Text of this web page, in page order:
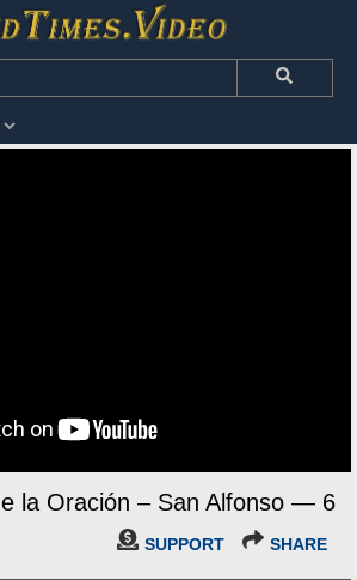
la Oración – San Alfonso — 6
SUPPORT SHARE